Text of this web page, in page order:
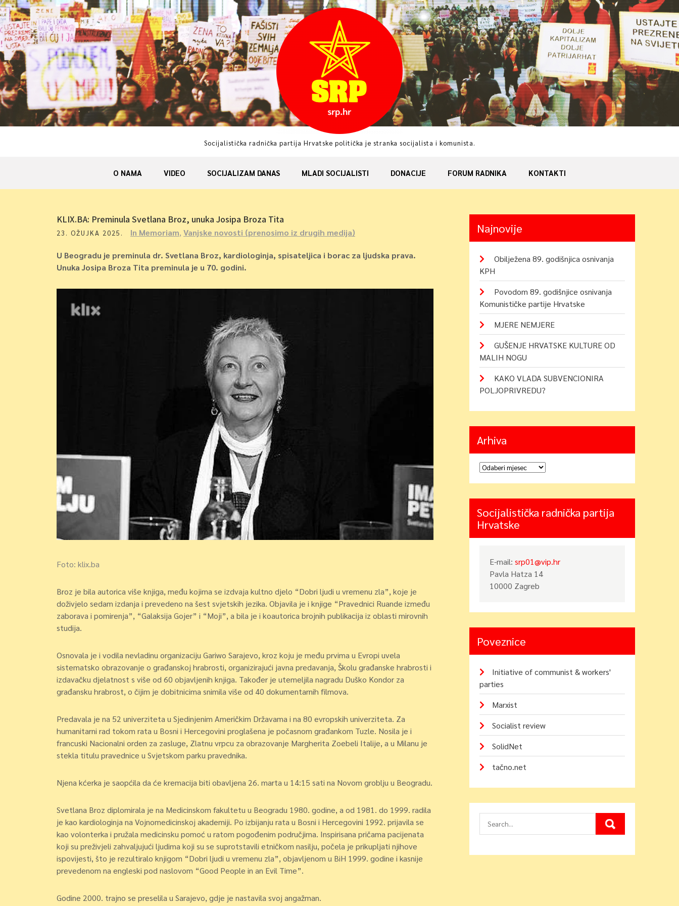
Skip
to
content
Socijalistička radnička partija Hrvatske politička je stranka socijalista i komunista.
O NAMA VIDEO SOCIJALIZAM DANAS MLADI SOCIJALISTI DONACIJE FORUM RADNIKA KONTAKTI
KLIX.BA: Preminula Svetlana Broz, unuka Josipa Broza Tita
23. OŽUJKA 2025. In Memoriam, Vanjske novosti (prenosimo iz drugih medija)
U Beogradu je preminula dr. Svetlana Broz, kardiologinja, spisateljica i borac za ljudska prava.
Unuka Josipa Broza Tita preminula je u 70. godini.
Foto: klix.ba
Broz je bila autorica više knjiga, među kojima se izdvaja kultno djelo “Dobri ljudi u vremenu zla”, koje je
doživjelo sedam izdanja i prevedeno na šest svjetskih jezika. Objavila je i knjige “Pravednici Ruande između
zaborava i pomirenja”, “Galaksija Gojer” i “Moji”, a bila je i koautorica brojnih publikacija iz oblasti mirovnih
studija.
Osnovala je i vodila nevladinu organizaciju Gariwo Sarajevo, kroz koju je među prvima u Evropi uvela
sistematsko obrazovanje o građanskoj hrabrosti, organizirajući javna predavanja, Školu građanske hrabrosti i
izdavačku djelatnost s više od 60 objavljenih knjiga. Također je utemeljila nagradu Duško Kondor za
građansku hrabrost, o čijim je dobitnicima snimila više od 40 dokumentarnih filmova.
Predavala je na 52 univerziteta u Sjedinjenim Američkim Državama i na 80 evropskih univerziteta. Za
humanitarni rad tokom rata u Bosni i Hercegovini proglašena je počasnom građankom Tuzle. Nosila je i
francuski Nacionalni orden za zasluge, Zlatnu vrpcu za obrazovanje Margherita Zoebeli Italije, a u Milanu je
stekla titulu pravednice u Svjetskom parku pravednika.
Njena kćerka je saopćila da će kremacija biti obavljena 26. marta u 14:15 sati na Novom groblju u Beogradu.
Svetlana Broz diplomirala je na Medicinskom fakultetu u Beogradu 1980. godine, a od 1981. do 1999. radila
je kao kardiologinja na Vojnomedicinskoj akademiji. Po izbijanju rata u Bosni i Hercegovini 1992. prijavila se
kao volonterka i pružala medicinsku pomoć u ratom pogođenim područjima. Inspirisana pričama pacijenata
koji su preživjeli zahvaljujući ljudima koji su se suprotstavili etničkom nasilju, počela je prikupljati njihove
ispovijesti, što je rezultiralo knjigom “Dobri ljudi u vremenu zla”, objavljenom u BiH 1999. godine i kasnije
prevedenom na engleski pod naslovom “Good People in an Evil Time”.
Godine 2000. trajno se preselila u Sarajevo, gdje je nastavila svoj angažman.
Najnovije
Obilježena 89. godišnjica osnivanja
KPH
Povodom 89. godišnjice osnivanja
Komunističke partije Hrvatske
MJERE NEMJERE
GUŠENJE HRVATSKE KULTURE OD
MALIH NOGU
KAKO VLADA SUBVENCIONIRA
POLJOPRIVREDU?
Arhiva
Arhiva
Socijalistička radnička partija
Hrvatske
E-mail:srp01@vip.hr
Pavla Hatza 14
10000 Zagreb
Poveznice
Initiative of communist & workers'
parties
Marxist
Socialist review
SolidNet
tačno.net